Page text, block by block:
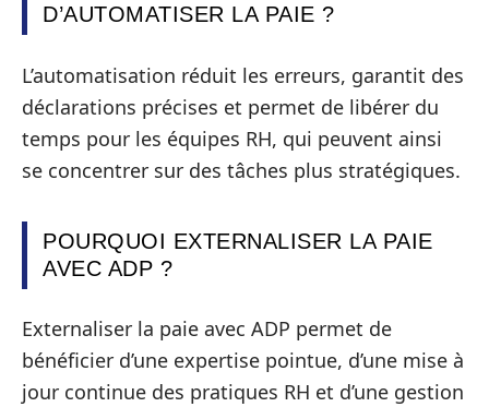
D’AUTOMATISER LA PAIE ?
L’automatisation réduit les erreurs, garantit des
déclarations précises et permet de libérer du
temps pour les équipes RH, qui peuvent ainsi
se concentrer sur des tâches plus stratégiques.
POURQUOI EXTERNALISER LA PAIE
AVEC ADP ?
Externaliser la paie avec ADP permet de
bénéficier d’une expertise pointue, d’une mise à
jour continue des pratiques RH et d’une gestion